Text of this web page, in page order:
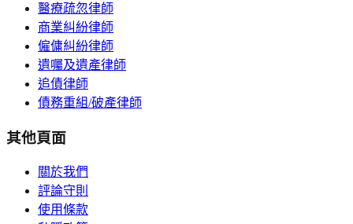
醫療疏忽律師
商業糾紛律師
僱傭糾紛律師
遺囑及遺產律師
追債律師
債務重組/破產律師
其他頁面
關於我們
評論守則
使用條款